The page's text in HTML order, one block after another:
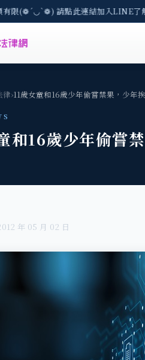
限(❁´◡`❁) 請點此連結加入LINE了
律›11歲女童和16歲少年偷嘗禁果，少年
和16歲少年偷嘗
年 05 月 02 日